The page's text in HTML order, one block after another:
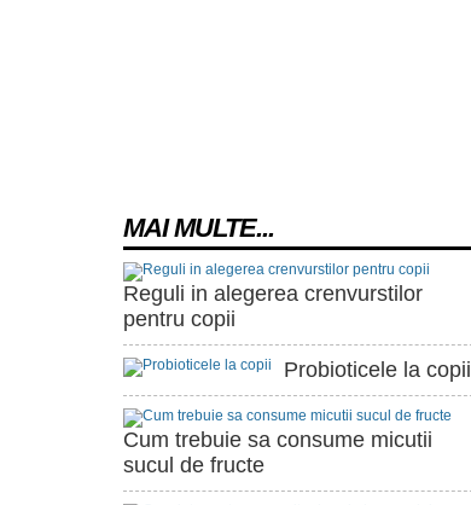
MAI MULTE...
Reguli in alegerea crenvurstilor
pentru copii
Probioticele la copii
Cum trebuie sa consume micutii
sucul de fructe